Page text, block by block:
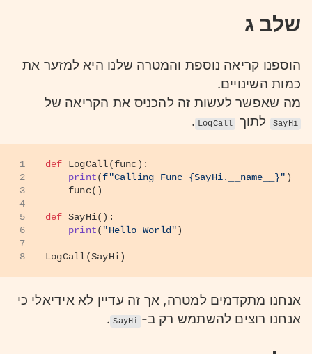
שלב ג
הוספנו קריאה נוספת והמטרה שלנו היא למזער את
כמות השינויים.
מה שאפשר לעשות זה להכניס את הקריאה של
SayHi לתוך LogCall
.
1
2
3
4
5
6
7
8
def LogCall(func):
print(f"Calling Func {SayHi.__name__}" )
    func()
def SayHi():
print( "Hello World")
LogCall(SayHi)
אנחנו מתקדמים למטרה, אך זה עדיין לא אידיאלי כי
אנחנו רוצים להשתמש רק ב- SayHi
.